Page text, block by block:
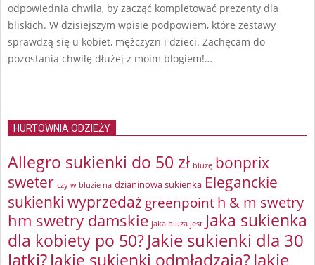
odpowiednia chwila, by zacząć kompletować prezenty dla
bliskich. W dzisiejszym wpisie podpowiem, które zestawy
sprawdzą się u kobiet, mężczyzn i dzieci. Zachęcam do
pozostania chwilę dłużej z moim blogiem!…
HURTOWNIA ODZIEŻY
Allegro sukienki do 50 zł bluzę bonprix
sweter czy w bluzie na dzianinowa sukienka Eleganckie
sukienki wyprzedaż greenpointh & m swetry
hm swetry damskie jaka bluza jest Jaka sukienka
dla kobiety po 50?Jakie sukienki dla 30
latki?Jakie sukienki odmładzają?Jakie